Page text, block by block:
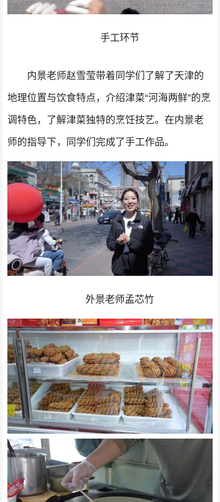
手工环节
内景老师赵雪莹带着同学们了解了天津的
地理位置与饮食特点，介绍津菜“河海两鲜”的烹
调特色，了解津菜独特的烹饪技艺。在内景老
师的指导下，同学们完成了手工作品。
外景老师孟芯竹